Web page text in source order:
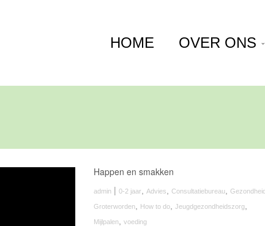
HOME OVER ONS
Happen en smakken
admin | 0-2 jaar Advies Consultatiebureau Gezondheid
Groterworden How to do Jeugdgezondheidszorg
Mijlpalen voeding